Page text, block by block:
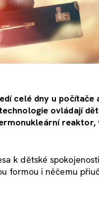
celé dny u
ovládají
reaktor,
k dětské
formou i něčemu